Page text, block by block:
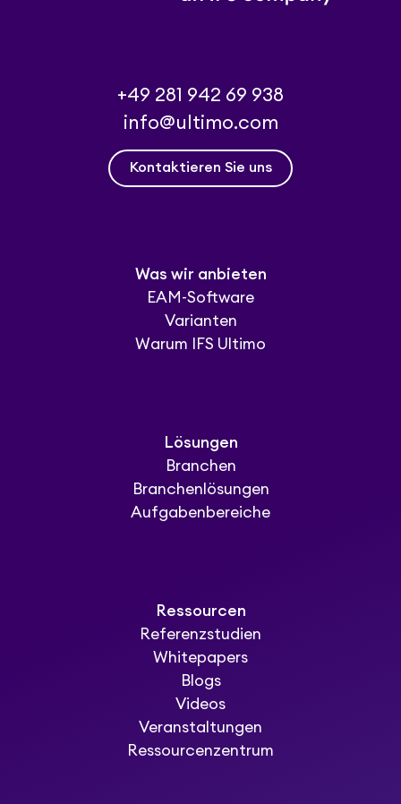
+49 281 942 69 938
info@ultimo.com
Kontaktieren Sie uns
Was wir anbieten
EAM-Software
Varianten
Warum IFS Ultimo
Lösungen
Branchen
Branchenlösungen
Aufgabenbereiche
Ressourcen
Referenzstudien
Whitepapers
Blogs
Videos
Veranstaltungen
Ressourcenzentrum